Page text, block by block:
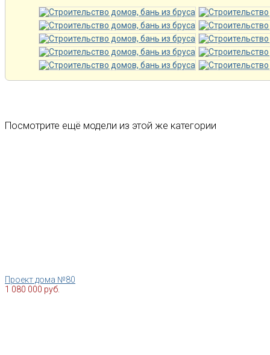
Посмотрите ещё модели из этой же категории
Проект дома №80
1 080 000 руб.